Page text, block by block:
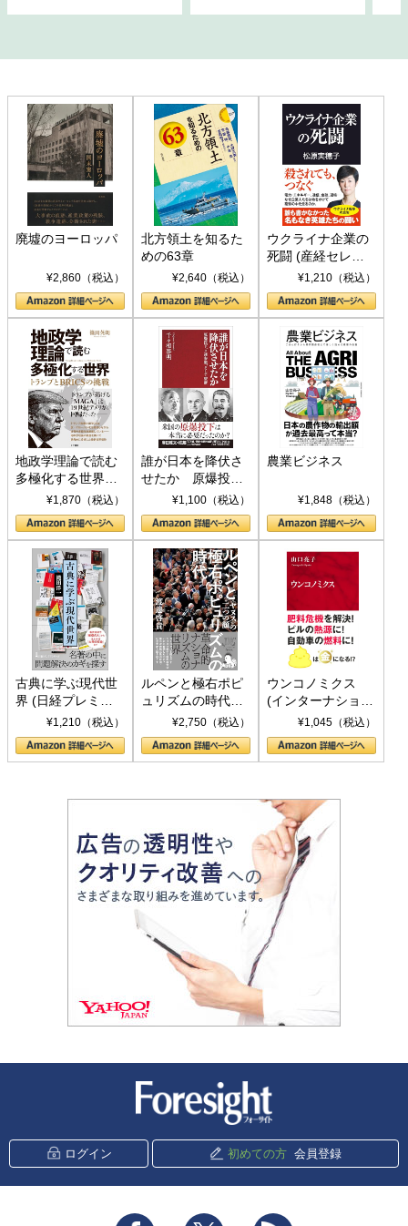
廃墟のヨーロッパ
¥2,860（税込）
北方領土を知るた
めの63章
¥2,640（税込）
ウクライナ企業の
死闘 (産経セレク
ト S 039)¥1,210（税込）
地政学理論で読む
多極化する世界：
トランプとBRICS
の挑戦
¥1,870（税込）
誰が日本を降伏さ
せたか 原爆投
下、ソ連参戦、そ
して聖断 (PHP新
書)
¥1,100（税込）
農業ビジネス
¥1,848（税込）
古典に学ぶ現代世
界 (日経プレミア
シリーズ)¥1,210（税込）
ルペンと極右ポピ
ュリズムの時代：
〈ヤヌス〉の二つ
の顔
¥2,750（税込）
ウンコノミクス
(インターナショナ
ル新書)¥1,045（税込）
ログイン 初めての方 会員登録